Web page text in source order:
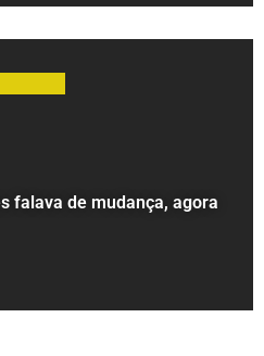
falava de mudança, agora